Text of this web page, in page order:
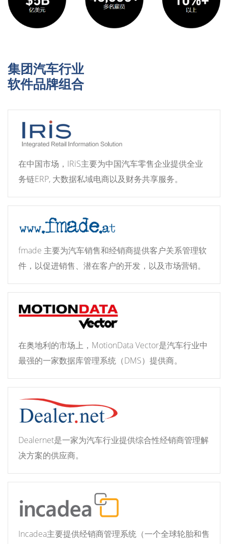
集团汽车行业
软件品牌组合
在中国市场，IRiS主要为中国汽车零售企业提供全业
务链ERP, 大数据私域电商以及财务共享服务。
fmade 主要为汽车销售和经销商提供客户关系管理软
件，以促进销售、潜在客户的开发，以及市场营销。
在奥地利的市场上，MotionData Vector是汽车行业中
最强的一家数据库管理系统（DMS）提供商。
Dealernet是一家为汽车行业提供综合性经销商管理解
决方案的供应商。
Incadea主要提供经销商管理系统（一个全球轮胎和售